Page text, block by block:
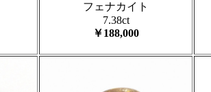
フェナカイト
7.38ct
￥188,000